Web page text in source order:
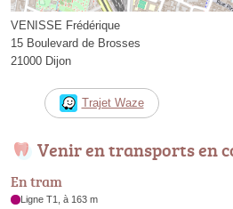
VENISSE Frédérique
15 Boulevard de Brosses
21000 Dijon
Trajet Waze
Venir en transports en
En tram
Ligne T1, à 163 m